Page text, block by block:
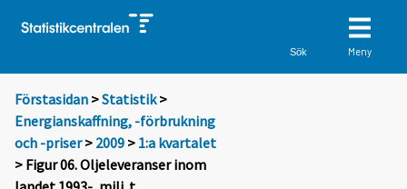
Sök Meny
Förstasidan >Statistik >
Energianskaffning, -förbrukning
och -priser> 2009 > 1:a kvartalet
> Figur 06. Oljeleveranser inom